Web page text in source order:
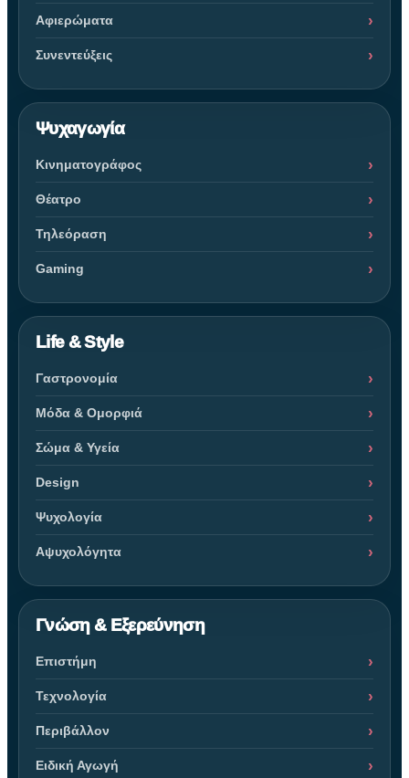
Αφιερώματα
Συνεντεύξεις
Ψυχαγωγία
Κινηματογράφος
Θέατρο
Τηλεόραση
Gaming
Life & Style
Γαστρονομία
Μόδα & Ομορφιά
Σώμα & Υγεία
Design
Ψυχολογία
Αψυχολόγητα
Γνώση & Εξερεύνηση
Επιστήμη
Τεχνολογία
Περιβάλλον
Ειδική Αγωγή